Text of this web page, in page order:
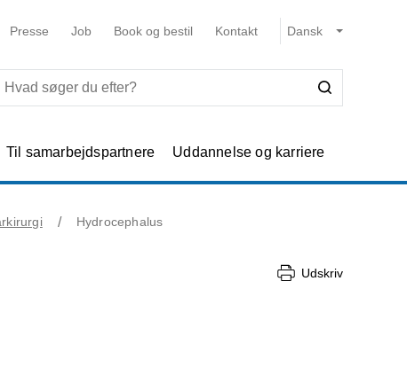
Presse Job Book og bestil Kontakt
Til samarbejdspartnere Uddannelse og karriere
Hydrocephalus
Udskriv